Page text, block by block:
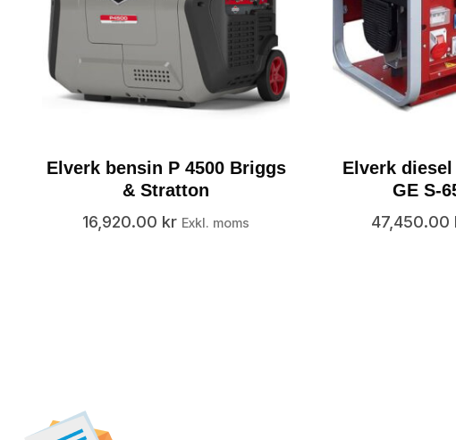
Elverk bensin P 4500 Briggs
& Stratton
16,920.00 kr Exkl. moms
Elverk diesel
GE S-
47,450.00